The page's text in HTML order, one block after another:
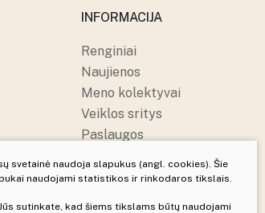
INFORMACIJA
Renginiai
Naujienos
Meno kolektyvai
Veiklos sritys
Paslaugos
Struktūra ir kontaktai
svetainė naudoja slapukus (angl. cookies). Šie
naudojami statistikos ir rinkodaros tikslais.
sutinkate, kad šiems tikslams būtų naudojami